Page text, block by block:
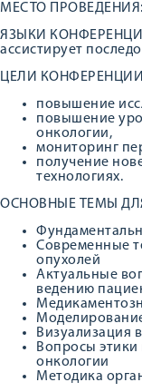
МЕСТО ПРОВЕДЕНИЯ:
ЯЗЫКИ
ассистирует
ЦЕЛИ
повышение
повышение
онкологии,
мониторинг
получение
технологиях.
ОСНОВНЫЕ ТЕМЫ
Современные
опухолей
Актуальные
ведению
Визуализация
Вопросы этики
онкологии
Методика